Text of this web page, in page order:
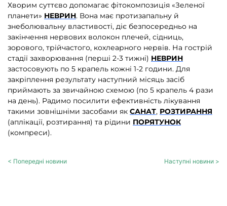
Хворим суттєво допомагає фітокомпозиція «Зеленої
планети» НЕВРИН. Вона має протизапальну й
знеболювальну властивості, діє безпосередньо на
закінчення нервових волокон плечей, сідниць,
зорового, трійчастого, кохлеарного нервів. На гострій
стадії захворювання (перші 2-3 тижні) НЕВРИН
застосовують по 5 крапель кожні 1-2 години. Для
закріплення результату наступний місяць засіб
приймають за звичайною схемою (по 5 крапель 4 рази
на день). Радимо посилити ефективність лікування
такими зовнішніми засобами як САНАТ, РОЗТИРАННЯ
(аплікації, розтирання) та рідини ПОРЯТУНОК
(компреси).
< Попередні новини Наступні новини >